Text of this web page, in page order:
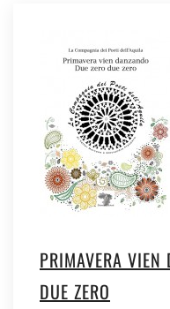
PRIMAVERA VIEN
DUE ZERO